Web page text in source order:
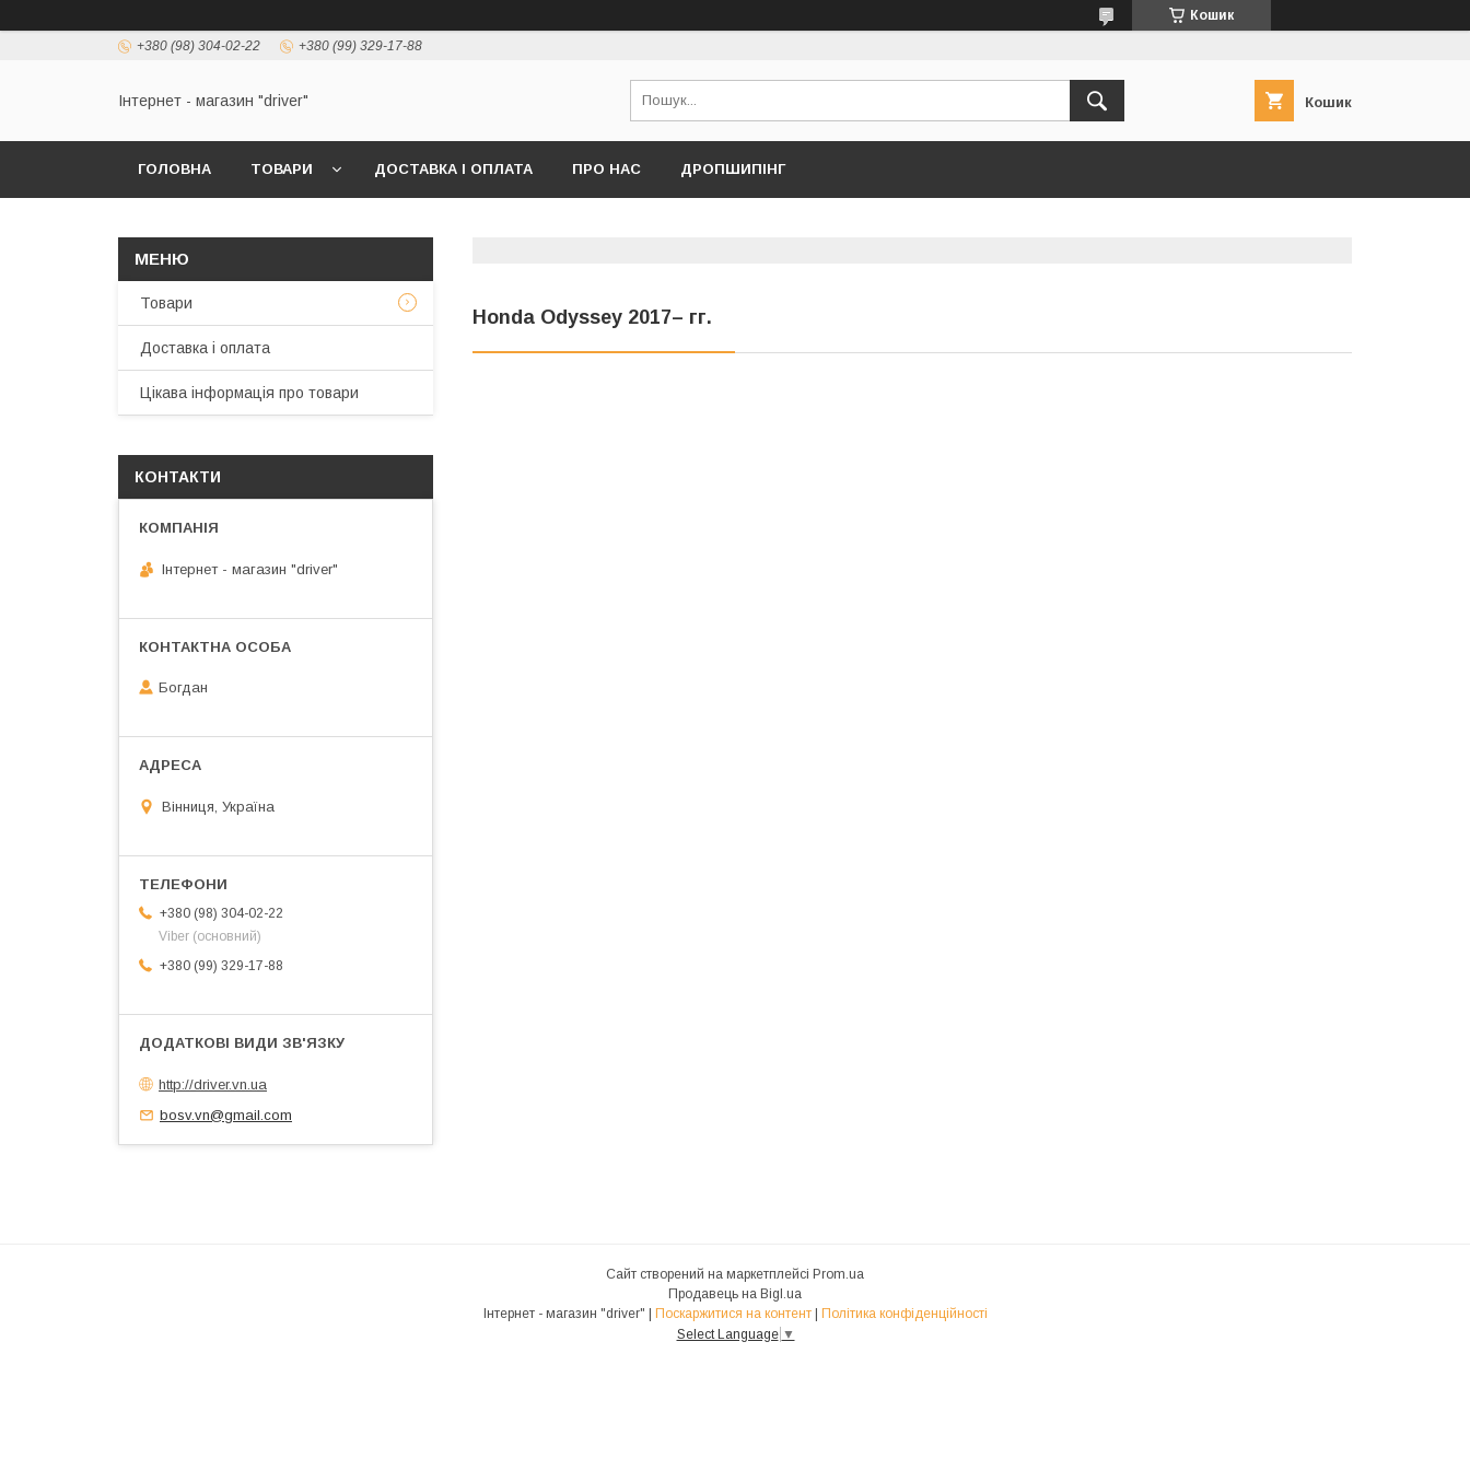
Кошик
+380 (98) 304-02-22 +380 (99) 329-17-88
Інтернет - магазин "driver" Кошик
ГОЛОВНА ТОВАРИ ДОСТАВКА І ОПЛАТА ПРО НАС ДРОПШИПІНГ
Honda Odyssey 2017– гг.
Товари
Доставка і оплата
Цікава інформація про товари
КОНТАКТИ
Інтернет - магазин "driver"
Богдан
Вінниця, Україна
+380 (98) 304-02-22
Viber (основний)
+380 (99) 329-17-88
http://driver.vn.ua
bosv.vn@gmail.com
Сайт створений на маркетплейсі Prom.ua
Продавець на Bigl.ua
Інтернет - магазин "driver" | Поскаржитися на контент | Політика конфіденційності
Select Language ▼